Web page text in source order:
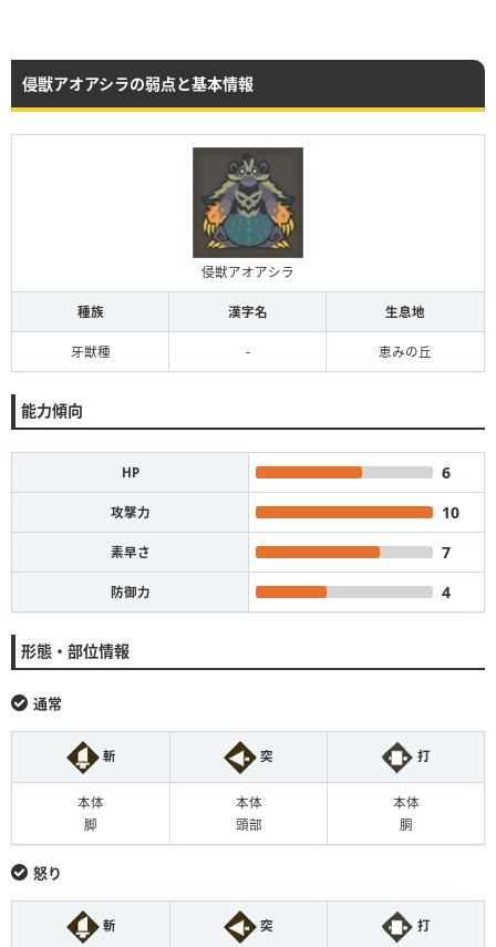
侵獣アオアシラの弱点と基本情報
侵獣アオアシラ
種族 漢字名 生息地
牙獣種 - 恵みの丘
能力傾向
HP 6
攻撃力 10
素早さ 7
防御力 4
形態・部位情報
通常
斬 突 打
本体
脚
本体
頭部
本体
胴
怒り
斬 突 打